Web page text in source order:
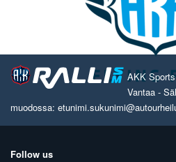
AKK
Vantaa -
muodossa:
Follow us